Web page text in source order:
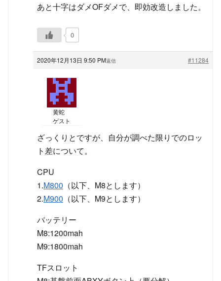
あと十字はダメOFダメで、即効改造しました。
0
2020年12月13日 9:50 PM #11284
返信
黄蛇
ゲスト
ざっくりとですが、自分が調べた限りでのロッ
ト差について。
CPU
1.M800 （以下、M8とします）
2.M900 （以下、M9とします）
バッテリー
M8:1200mah
M9:1800mah
TFスロット